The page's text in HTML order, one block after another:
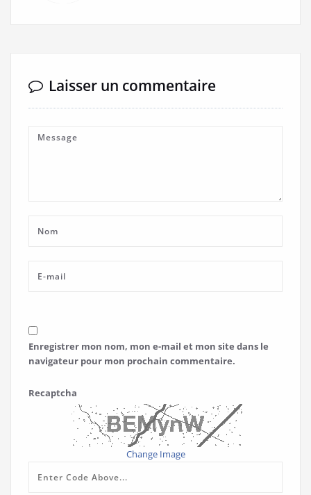
Laisser un commentaire
Enregistrer mon nom, mon e-mail et mon site dans le
navigateur pour mon prochain commentaire.
Recaptcha
Change Image